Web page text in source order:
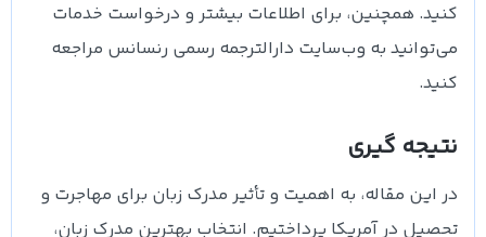
کنید. همچنین، برای اطلاعات بیشتر و درخواست خدمات
می‌توانید به وب‌سایت دارالترجمه رسمی رنسانس مراجعه
کنید.
نتیجه‌ گیری
در این مقاله، به اهمیت و تأثیر مدرک زبان برای مهاجرت و
تحصیل در آمریکا پرداختیم. انتخاب بهترین مدرک زبان،